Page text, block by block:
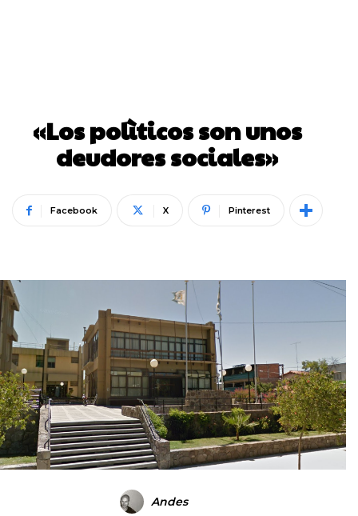
«Los polìticos son unos
deudores sociales»
Facebook X Pinterest
Andes